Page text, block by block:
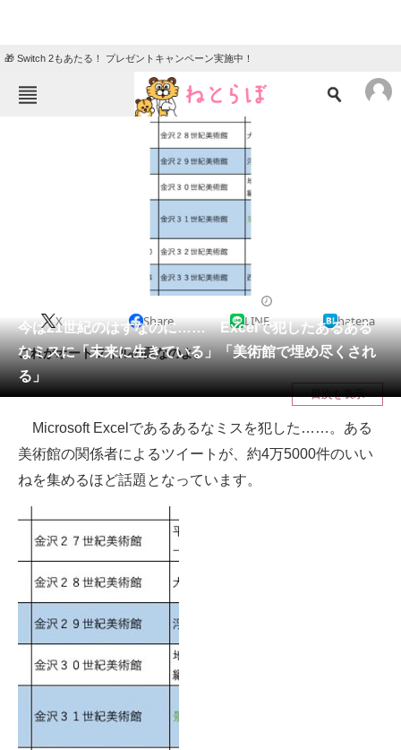
🎁 Switch 2もあたる！ プレゼントキャンペーン実施中！
ニュース
クイズ
地域
教育・育児
リサーチ
会員記事
メディア
注目記事を集めた総合ページ
スマホと通信の最新トレンド
進化するPCとデバイスの未来
好きが集まる 比べて選べる
AI活用のいまが分かる
企業ITのトレンドを詳説
経営リーダーのコミュニティ
マーケ×ITの今がよく分かる
今は21世紀のはずなのに…… Excelで犯したあるある
なミスに「未来に生きている」「美術館で埋め尽くされ
る」
X Share LINE hatena
これがオートフィルの罠なのよ。
目次を表示
Microsoft Excelであるあるなミスを犯した……。ある
美術館の関係者によるツイートが、約4万5000件のいい
ねを集めるほど話題となっています。